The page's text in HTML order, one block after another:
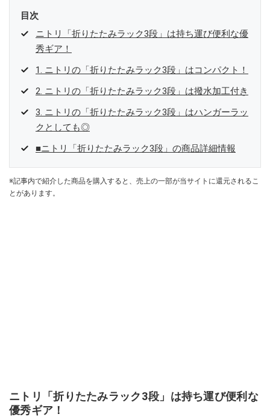
目次
ニトリ「折りたたみラック3段」は持ち運び便利な優
秀ギア！
1. ニトリの「折りたたみラック3段」はコンパクト！
2. ニトリの「折りたたみラック3段」は撥水加工付き
3. ニトリの「折りたたみラック3段」はハンガーラッ
クとしても◎
■ニトリ「折りたたみラック3段」の商品詳細情報
※記事内で紹介した商品を購入すると、売上の一部が当サイトに還元されるこ
とがあります。
ニトリ「折りたたみラック3段」は持ち運び便利な
優秀ギア！